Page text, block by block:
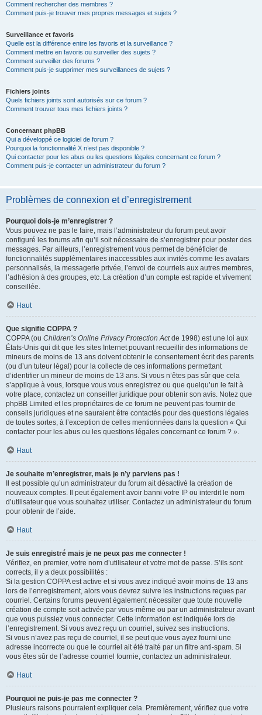
Comment rechercher des membres ?
Comment puis-je trouver mes propres messages et sujets ?
Surveillance et favoris
Quelle est la différence entre les favoris et la surveillance ?
Comment mettre en favoris ou surveiller des sujets ?
Comment surveiller des forums ?
Comment puis-je supprimer mes surveillances de sujets ?
Fichiers joints
Quels fichiers joints sont autorisés sur ce forum ?
Comment trouver tous mes fichiers joints ?
Concernant phpBB
Qui a développé ce logiciel de forum ?
Pourquoi la fonctionnalité X n’est pas disponible ?
Qui contacter pour les abus ou les questions légales concernant ce forum ?
Comment puis-je contacter un administrateur du forum ?
Problèmes de connexion et d’enregistrement
Pourquoi dois-je m’enregistrer ?
Vous pouvez ne pas le faire, mais l’administrateur du forum peut avoir
configuré les forums afin qu’il soit nécessaire de s’enregistrer pour poster des
messages. Par ailleurs, l’enregistrement vous permet de bénéficier de
fonctionnalités supplémentaires inaccessibles aux invités comme les avatars
personnalisés, la messagerie privée, l’envoi de courriels aux autres membres,
l’adhésion à des groupes, etc. La création d’un compte est rapide et vivement
conseillée.
Haut
Que signifie COPPA ?
COPPA (ou Children’s Online Privacy Protection Actde 1998) est une loi aux
États-Unis qui dit que les sites Internet pouvant recueillir des informations de
mineurs de moins de 13 ans doivent obtenir le consentement écrit des parents
(ou d’un tuteur légal) pour la collecte de ces informations permettant
d’identifier un mineur de moins de 13 ans. Si vous n’êtes pas sûr que cela
s’applique à vous, lorsque vous vous enregistrez ou que quelqu’un le fait à
votre place, contactez un conseiller juridique pour obtenir son avis. Notez que
phpBB Limited et les propriétaires de ce forum ne peuvent pas fournir de
conseils juridiques et ne sauraient être contactés pour des questions légales
de toutes sortes, à l’exception de celles mentionnées dans la question « Qui
contacter pour les abus ou les questions légales concernant ce forum ? ».
Haut
Je souhaite m’enregistrer, mais je n’y parviens pas !
Il est possible qu’un administrateur du forum ait désactivé la création de
nouveaux comptes. Il peut également avoir banni votre IP ou interdit le nom
d’utilisateur que vous souhaitez utiliser. Contactez un administrateur du forum
pour obtenir de l’aide.
Haut
Je suis enregistré mais je ne peux pas me connecter !
Vérifiez, en premier, votre nom d’utilisateur et votre mot de passe. S’ils sont
corrects, il y a deux possibilités :
Si la gestion COPPA est active et si vous avez indiqué avoir moins de 13 ans
lors de l’enregistrement, alors vous devrez suivre les instructions reçues par
courriel. Certains forums peuvent également nécessiter que toute nouvelle
création de compte soit activée par vous-même ou par un administrateur avant
que vous puissiez vous connecter. Cette information est indiquée lors de
l’enregistrement. Si vous avez reçu un courriel, suivez ses instructions.
Si vous n’avez pas reçu de courriel, il se peut que vous ayez fourni une
adresse incorrecte ou que le courriel ait été traité par un filtre anti-spam. Si
vous êtes sûr de l’adresse courriel fournie, contactez un administrateur.
Haut
Pourquoi ne puis-je pas me connecter ?
Plusieurs raisons pourraient expliquer cela. Premièrement, vérifiez que votre